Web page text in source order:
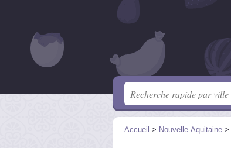
Accueil > Nouvelle-Aquitaine >